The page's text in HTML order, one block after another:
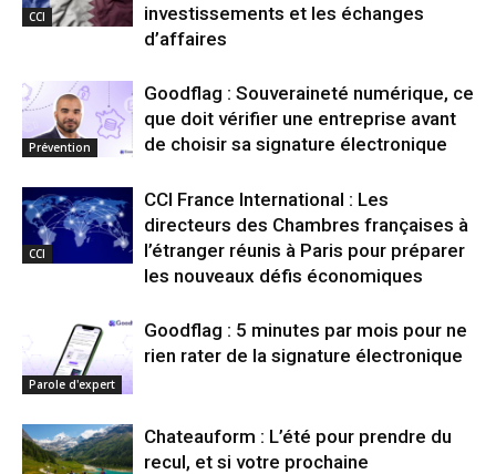
CCI
investissements et les échanges
d’affaires
Prévention
Goodflag : Souveraineté numérique, ce
que doit vérifier une entreprise avant
de choisir sa signature électronique
CCI
CCI France International : Les
directeurs des Chambres françaises à
l’étranger réunis à Paris pour préparer
les nouveaux défis économiques
Parole d'expert
Goodflag : 5 minutes par mois pour ne
rien rater de la signature électronique
Chateauform : L’été pour prendre du
recul, et si votre prochaine